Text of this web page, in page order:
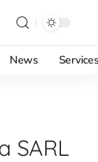
News
SARL